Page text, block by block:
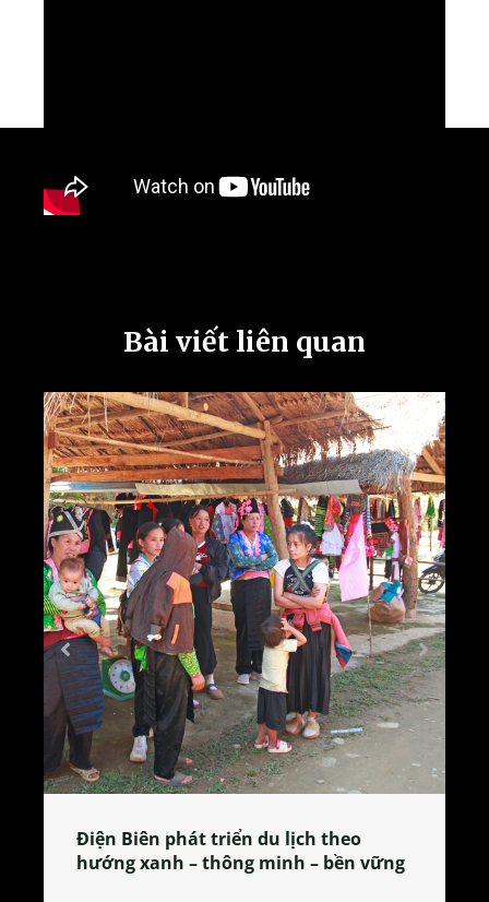
Bài viết liên quan
Làng làm bánh tẻ Phú Nhi – nơi lan
tỏa đặc sản xứ Đoài